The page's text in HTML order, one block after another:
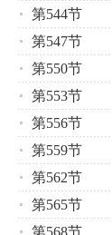
第544节
第547节
第550节
第553节
第556节
第559节
第562节
第565节
第568节